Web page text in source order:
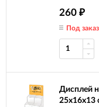
260 ₽
Под заказ
Дисплей